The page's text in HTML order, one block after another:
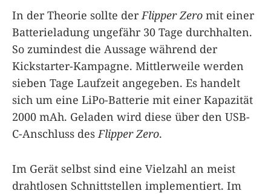
In der Theorie sollte derFlipper Zero mit einer
Batterieladung ungefähr 30 Tage durchhalten.
So zumindest die Aussage während der
Kickstarter-Kampagne. Mittlerweile werden
sieben Tage Laufzeit angegeben. Es handelt
sich um eine LiPo-Batterie mit einer Kapazität
2000 mAh. Geladen wird diese über den USB-
C-Anschluss desFlipper Zero.
Im Gerät selbst sind eine Vielzahl an meist
drahtlosen Schnittstellen implementiert. Im